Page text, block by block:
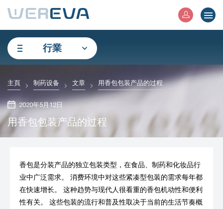
行業
主頁 制药设备 文章 用香包包装产品的过程
2020年5月12日
用香包包装产品的过程
香包是分装产品的独立包装类型，在食品、制药和化妆品行
业中广泛需求。 消费环境中对这些紧凑型包装的需求每年都
在快速增长。 这种趋势与现代人很看重的香包机动性和便利
性有关。 这些包装的流行和普及性取决于当前的生活节奏概